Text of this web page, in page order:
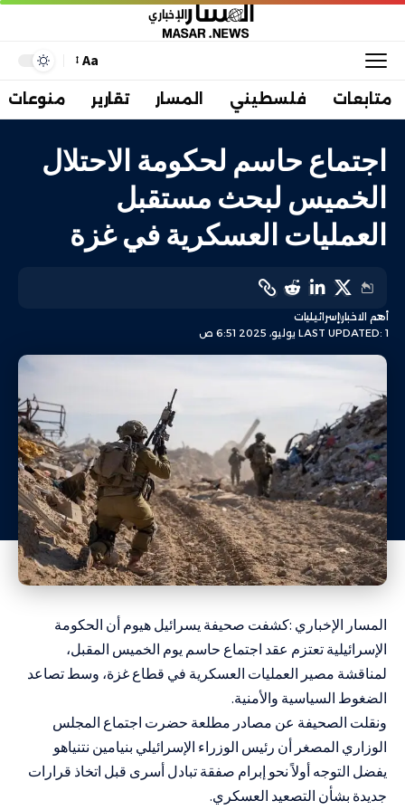
Aa
متابعات فلسطيني المسار تقارير منوعات
اجتماع حاسم لحكومة الاحتلال
الخميس لبحث مستقبل
العمليات العسكرية في غزة
LAST UPDATED: 1 يوليو، 2025 6:51 ص
أهم الاخبارإسرائيليات
المسار الإخباري :كشفت صحيفة يسرائيل هيوم أن الحكومة
الإسرائيلية تعتزم عقد اجتماع حاسم يوم الخميس المقبل،
لمناقشة مصير العمليات العسكرية في قطاع غزة، وسط تصاعد
الضغوط السياسية والأمنية.
ونقلت الصحيفة عن مصادر مطلعة حضرت اجتماع المجلس
الوزاري المصغر أن رئيس الوزراء الإسرائيلي بنيامين نتنياهو
يفضل التوجه أولاً نحو إبرام صفقة تبادل أسرى قبل اتخاذ قرارات
جديدة بشأن التصعيد العسكري.